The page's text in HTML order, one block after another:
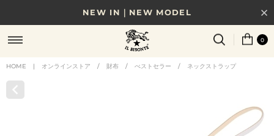
NEW IN｜NEW MODEL
8/17(月)10時まで｜税込11,000円以上で送料無料
贈る相手やシーンから選べる、新しいギフトガイド
0
HOME | オンラインストア / 財布 / べストセラー / ネックストラップ